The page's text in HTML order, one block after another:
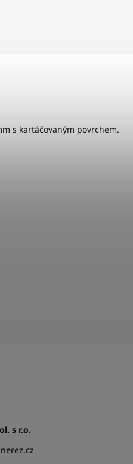
s kartáčovaným povrchem.
s r.o.